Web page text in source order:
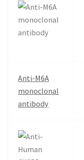
Anti-M6A
monoclonal
antibody